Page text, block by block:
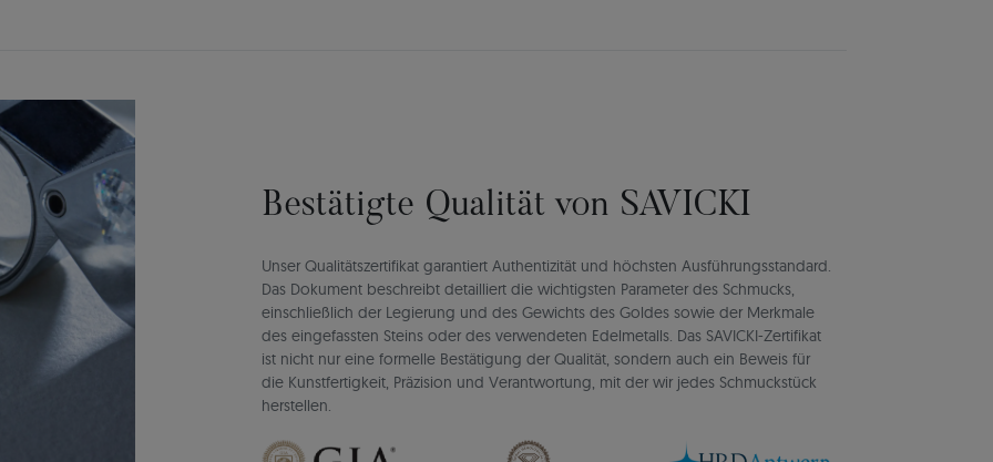
Bestätigte Qualität von SAVICKI
Unser Qualitätszertifikat garantiert Authentizität und höchsten Ausführungsstandard.
Das Dokument beschreibt detailliert die wichtigsten Parameter des Schmucks,
einschließlich der Legierung und des Gewichts des Goldes sowie der Merkmale
des eingefassten Steins oder des verwendeten Edelmetalls. Das SAVICKI-Zertifikat
ist nicht nur eine formelle Bestätigung der Qualität, sondern auch ein Beweis für
die Kunstfertigkeit, Präzision und Verantwortung, mit der wir jedes Schmuckstück
herstellen.